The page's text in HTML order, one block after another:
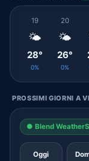
19
🌤️
28°
0%
20
🌤️
26°
0%
PROSSIMI GIORNI A
● Blend
Oggi